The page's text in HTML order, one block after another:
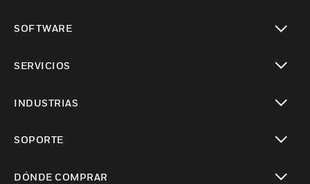
SOFTWARE
SERVICIOS
INDUSTRIAS
SOPORTE
DÓNDE COMPRAR